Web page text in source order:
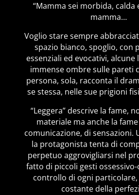
“Mamma sei morbida, calda
mamma…
Voglio stare sempre
spazio bianco, spoglio, con
essenziali ed evocativi,
immense ombre sulle pareti
persona, sola, racconta il
se stessa, nelle sue prigioni
“Leggera” descrive la fame,
materiale ma anche la
comunicazione, di sensazioni.
la protagonista tenta di
perpetuo aggrovigliarsi nel
fatto di piccoli gesti
controllo di ogni particolare,
costante della